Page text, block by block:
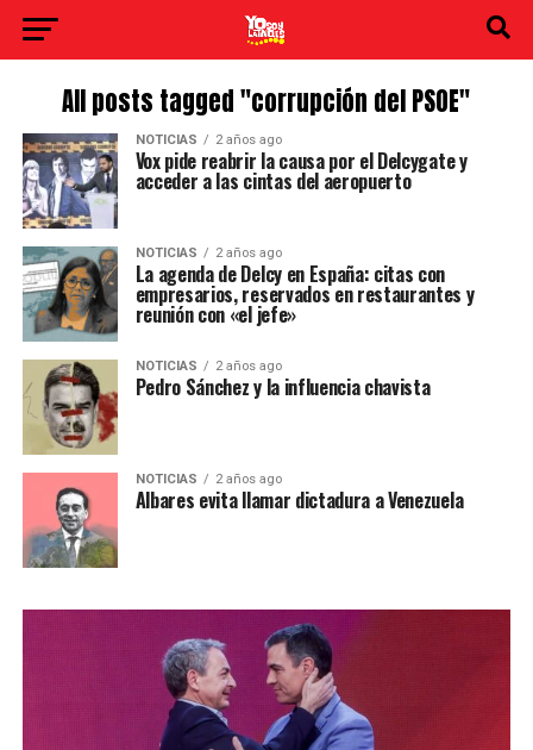
All posts tagged "corrupción del PSOE"
NOTICIAS 2 años ago
Vox pide reabrir la causa por el Delcygate y
acceder a las cintas del aeropuerto
NOTICIAS 2 años ago
La agenda de Delcy en España: citas con
empresarios, reservados en restaurantes y
reunión con «el jefe»
NOTICIAS 2 años ago
Pedro Sánchez y la influencia chavista
NOTICIAS 2 años ago
Albares evita llamar dictadura a Venezuela